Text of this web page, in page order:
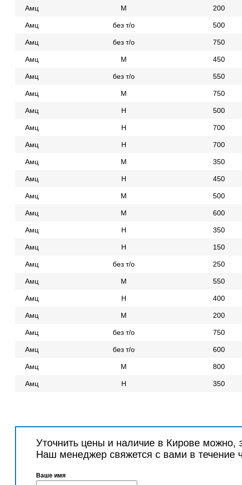
Амц М 200
Амц без т/о 500
Амц без т/о 750
Амц М 450
Амц без т/о 550
Амц М 750
Амц Н 500
Амц Н 700
Амц Н 700
Амц М 350
Амц Н 450
Амц М 500
Амц М 600
Амц Н 350
Амц Н 150
Амц без т/о 250
Амц М 550
Амц Н 400
Амц М 200
Амц без т/о 750
Амц без т/о 600
Амц М 800
Амц Н 350
Уточнить цены и наличие в Кирове можно,
Наш менеджер свяжется с вами в течение
Ваше имя